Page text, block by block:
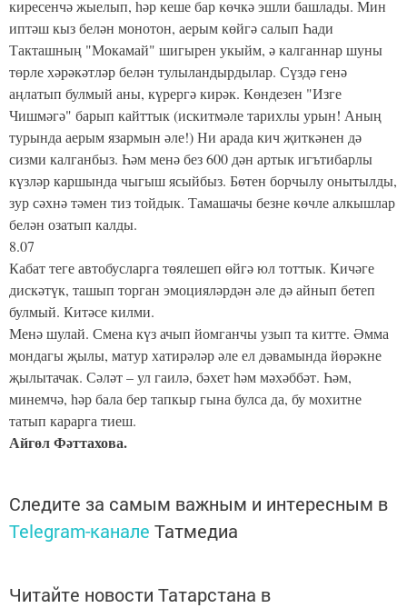
киресенчә жыелып, һәр кеше бар көчкә эшли башлады. Мин
иптәш кыз белән монотон, аерым көйгә салып Һади
Такташның "Мокамай" шигырен укыйм, ә калганнар шуны
төрле хәрәкәтләр белән тулыландырдылар. Сүздә генә
аңлатып булмый аны, күрергә кирәк. Көндезен "Изге
Чишмәгә" барып кайттык (искитмәле тарихлы урын! Аның
турында аерым язармын әле!) Ни арада кич җиткәнен дә
сизми калганбыз. Һәм менә без 600 дән артык игътибарлы
күзләр каршында чыгыш ясыйбыз. Бөтен борчылу онытылды,
зур сәхнә тәмен тиз тойдык. Тамашачы безне көчле алкышлар
белән озатып калды.
8.07
Кабат теге автобусларга төялешеп өйгә юл тоттык. Кичәге
дискәтүк, ташып торган эмоцияләрдән әле дә айнып бетеп
булмый. Китәсе килми.
Менә шулай. Смена күз ачып йомганчы узып та китте. Әмма
мондагы җылы, матур хатирәләр әле ел дәвамында йөрәкне
җылытачак. Сәләт – ул гаилә, бәхет һәм мәхәббәт. Һәм,
минемчә, һәр бала бер тапкыр гына булса да, бу мохитне
татып карарга тиеш.
Айгөл Фәттахова.
Следите за самым важным и интересным в
Telegram-канале Татмедиа
Читайте новости Татарстана в